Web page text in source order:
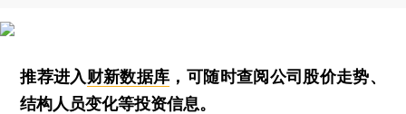
推荐进入财新数据库 ，可随时查阅公司股价走势、
结构人员变化等投资信息。